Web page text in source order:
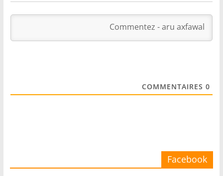
0
COMMENTAIRES
Facebook